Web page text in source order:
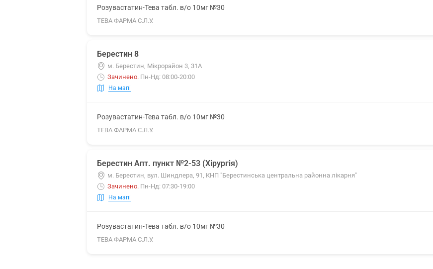
Розувастатин-Тева табл. в/о 10мг №30
ТЕВА ФАРМА С.Л.У.
Берестин 8
м. Берестин, Мікрорайон 3, 31А
Зачинено. Пн-Нд: 08:00-20:00
На мапі
Розувастатин-Тева табл. в/о 10мг №30
ТЕВА ФАРМА С.Л.У.
Берестин Апт. пункт №2-53 (Хірургія)
м. Берестин, вул. Шиндлера, 91, КНП "Берестинська центральна районна лікарня"
Зачинено. Пн-Нд: 07:30-19:00
На мапі
Розувастатин-Тева табл. в/о 10мг №30
ТЕВА ФАРМА С.Л.У.